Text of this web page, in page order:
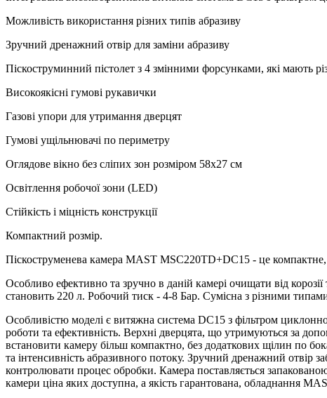
Можливість використання різних типів абразиву
Зручний дренажний отвір для заміни абразиву
Піскоструминний пістолет з 4 змінними форсунками, які мають
Високоякісні гумові рукавички
Газові упори для утримання дверцят
Гумові ущільнювачі по периметру
Оглядове вікно без сліпих зон розміром 58х27 см
Освітлення робочої зони (LED)
Стійкість і міцність конструкції
Компактний розмір.
Піскоструменева камера MAST MSC220TD+DC15 - це
Особливо ефективно та зручно в даній камері очищати від
становить 220 л. Робочий тиск - 4-8 Бар. Сумісна з різними
Особливістю моделі є витяжна система DC15 з фільтром
роботи та ефективність. Верхні дверцята, що утримуються за
встановити камеру більш компактно, без додаткових щілин по
та інтенсивність абразивного потоку. Зручний дренажний отвір
контролювати процес обробки. Камера поставляється
камери ціна яких доступна, а якість гарантована, обладнання